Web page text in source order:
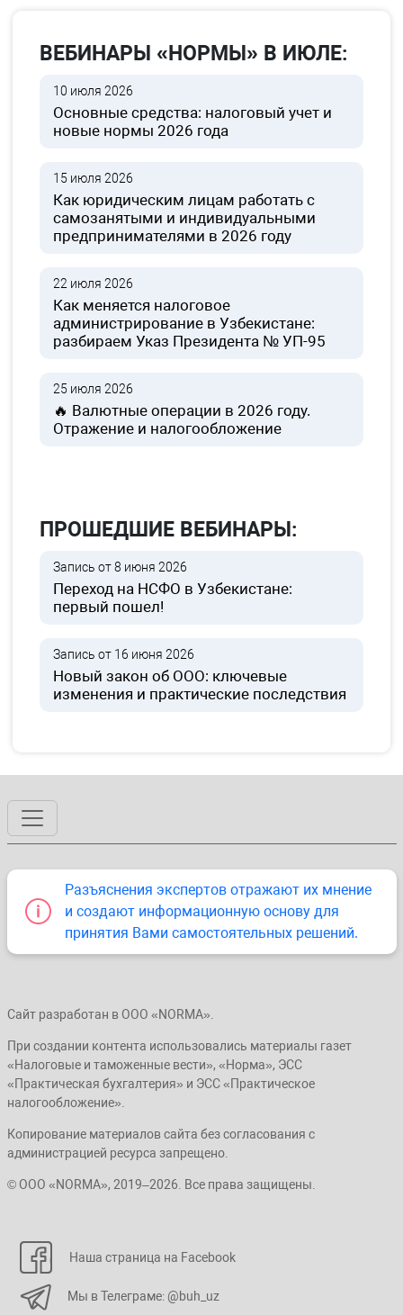
ВЕБИНАРЫ «НОРМЫ» В ИЮЛЕ:
10 июля 2026
Основные средства: налоговый учет и
новые нормы 2026 года
15 июля 2026
Как юридическим лицам работать с
самозанятыми и индивидуальными
предпринимателями в 2026 году
22 июля 2026
Как меняется налоговое
администрирование в Узбекистане:
разбираем Указ Президента № УП-95
25 июля 2026
🔥 Валютные операции в 2026 году.
Отражение и налогообложение
ПРОШЕДШИЕ ВЕБИНАРЫ:
Запись от 8 июня 2026
Переход на НСФО в Узбекистане:
первый пошел!
Запись от 16 июня 2026
Новый закон об ООО: ключевые
изменения и практические последствия
Разъяснения экспертов отражают их мнение
и создают информационную основу для
принятия Вами самостоятельных решений.
Сайт разработан в ООО «NORMA».
При создании контента использовались материалы газет
«Налоговые и таможенные вести», «Норма», ЭСС
«Практическая бухгалтерия» и ЭСС «Практическое
налогообложение».
Копирование материалов сайта без согласования с
администрацией ресурса запрещено.
© ООО «NORMA», 2019–2026. Все права защищены.
Наша страница на Facebook
Мы в Телеграме: @buh_uz